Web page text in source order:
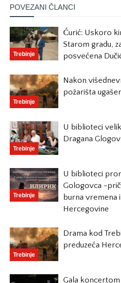
POVEZANI ČLANCI
Trebinje
Ćurić: Uskoro
Starom gradu,
posvećena
Trebinje
Nakon
požarišta
Trebinje
U biblioteci
Dragana
Trebinje
U biblioteci
Gologovca -
burna vremena
Hercegovine
Trebinje
Drama kod
preduzeća
Gala